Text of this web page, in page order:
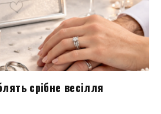
срібне весілля